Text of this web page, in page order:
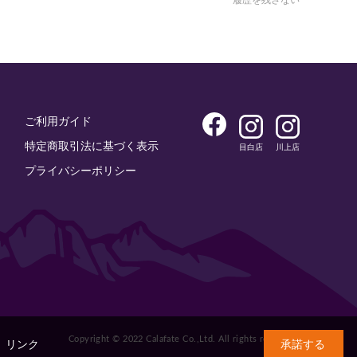
ご利用ガイド
特定商取引法に基づく表示
プライバシーポリシー
目白店 川上店
Copyright © 2022 Calafate Co.,Ltd. All rights reserved.
リンク 承諾する